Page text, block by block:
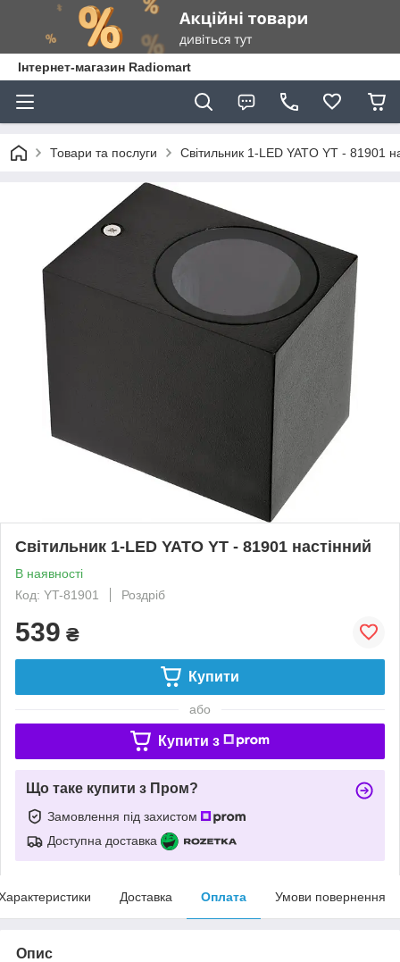
Інтернет-магазин Radiomart
Товари та послуги Світильник 1-LED YATO YT - 81901
Світильник 1-LED YATO YT - 81901 настінний
В наявності
Код: YT-81901
Роздріб
539 ₴
Купити
або
Купити з
Що таке купити з Пром?
Замовлення під захистом
Доступна доставка
Доставка Оплата Умови повернення
Опис